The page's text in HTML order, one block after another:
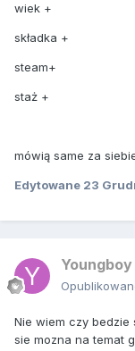
wiek +
składka +
steam+
staż +
mówią same za
Edytowane 23
Youngboy
Nie wiem czy
sie mozna na temat